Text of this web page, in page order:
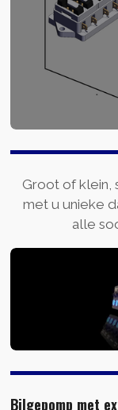
Groot of klein,
met u unieke
alle
Bilgepomp met